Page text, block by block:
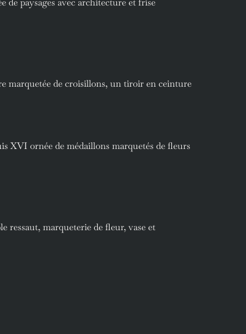
marquetée de croisillons, un tiroir en ceinture
XVI ornée de médaillons marquetés de fleurs
ressaut, marqueterie de fleur, vase et